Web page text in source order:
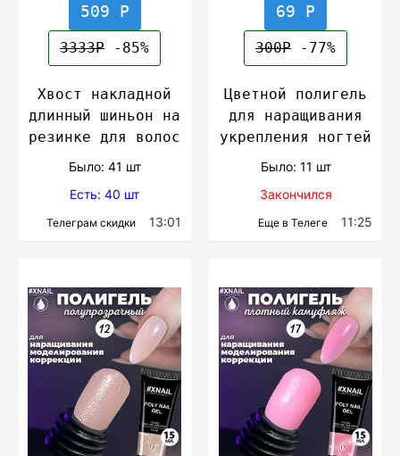
509 Р
3333Р -85%
Хвост накладной
длинный шиньон на
резинке для волос
Было: 41 шт
Есть: 40 шт
Телеграм скидки 13:01
69 Р
300Р -77%
Цветной полигель
для наращивания
укрепления ногтей
Было: 11 шт
Закончился
Еще в Телеге 11:25